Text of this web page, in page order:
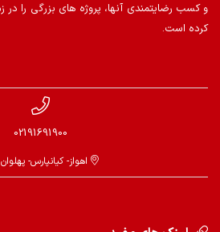
و کسب رضایتمندی آنها، پروژه های بزرگی را در
کرده است.
02191691900
اهواز- کیانپارس-